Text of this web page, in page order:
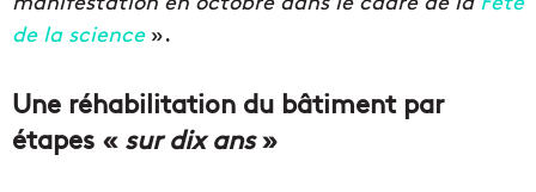
de la science».
Une réhabilitation du bâtiment par
étapes « sur dix ans»